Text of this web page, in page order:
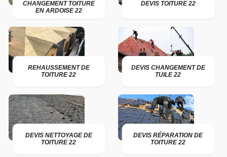
CHANGEMENT TOITURE
EN ARDOISE 22
DEVIS TOITURE 22
REHAUSSEMENT DE
TOITURE 22
DEVIS CHANGEMENT DE
TUILE 22
DEVIS NETTOYAGE DE
TOITURE 22
DEVIS RÉPARATION DE
TOITURE 22